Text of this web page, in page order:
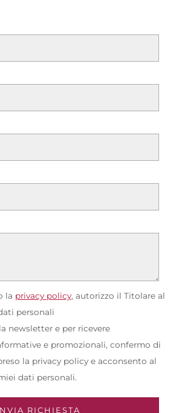
la privacy policy, autorizzo il Titolare al
personali
newsletter e per ricevere
e promozionali, confermo di
la privacy policy e acconsento al
dati personali.